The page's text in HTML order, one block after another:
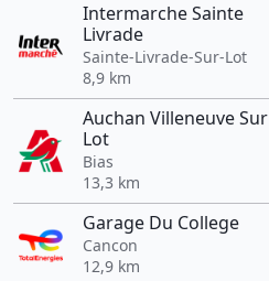
Intermarche Sainte
Livrade
Sainte-Livrade-Sur-Lot
8,9 km
Auchan Villeneuve Sur
Lot
Bias
13,3 km
Garage Du College
Cancon
12,9 km